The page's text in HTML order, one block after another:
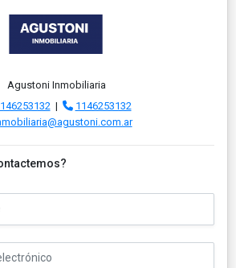
Agustoni Inmobiliaria
|
1146253132